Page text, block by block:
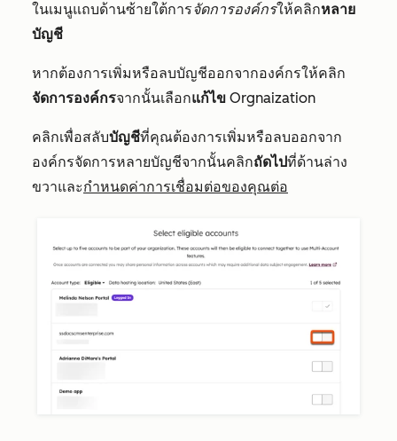
ในเมนูแถบด้านซ้ายใต้การจัดการองค์กรให้คลิกหลาย
บัญชี
หากต้องการเพิ่มหรือลบบัญชีออกจากองค์กรให้คลิก
จัดการองค์กรจากนั้นเลือกแก้ไข Orgnaization
คลิกเพื่อสลับบัญชีที่คุณต้องการเพิ่มหรือลบออกจาก
องค์กรจัดการหลายบัญชีจากนั้นคลิกถัดไปที่ด้านล่าง
ขวาและกำหนดค่าการเชื่อมต่อของคุณต่อ